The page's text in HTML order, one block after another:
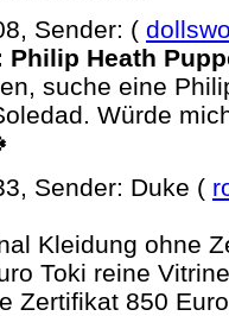
Sender: (
Philip Heath
suche eine
Würde
Sender: Duke (
Kleidung ohne
Toki reine
Zertifikat 850 Euro